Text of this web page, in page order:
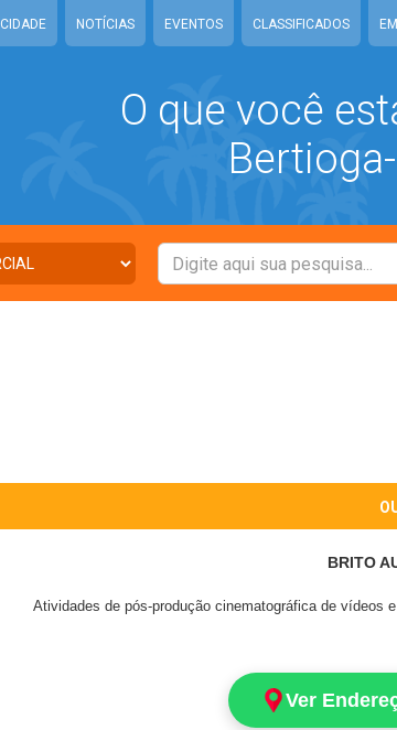
CIDADE NOTÍCIAS EVENTOS CLASSIFICADOS
O que você
BRITO
Atividades de pós-produção cinematográfica de vídeos
Ver